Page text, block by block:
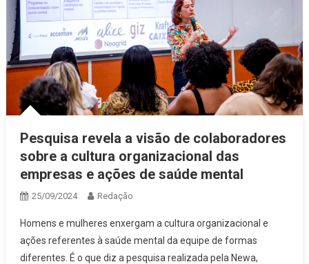
Pesquisa revela a visão de colaboradores
sobre a cultura organizacional das
empresas e ações de saúde mental
25/09/2024 Redação
Homens e mulheres enxergam a cultura organizacional e
ações referentes à saúde mental da equipe de formas
diferentes. É o que diz a pesquisa realizada pela Newa,